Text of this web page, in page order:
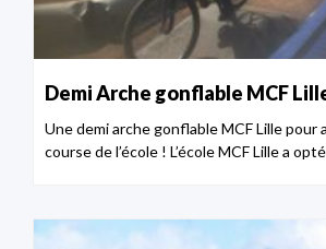
Demi Arche gonflable MCF
Une demi arche gonflable MCF Lille pour
course de l’école ! L’école MCF Lille a